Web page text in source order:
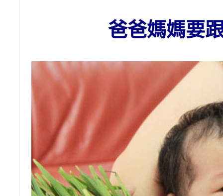
爸爸媽媽要